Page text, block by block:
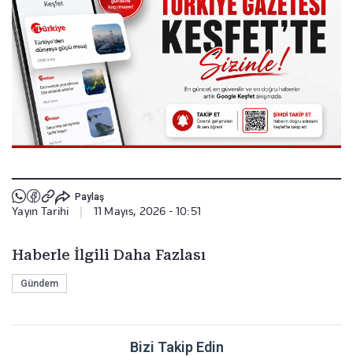
Paylaş
Yayın Tarihi | 11 Mayıs, 2026 - 10:51
Haberle İlgili Daha Fazlası
Gündem
Bizi Takip Edin